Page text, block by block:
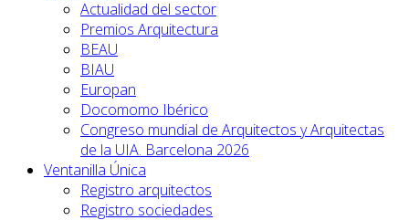
Actualidad del sector
Premios Arquitectura
BEAU
BIAU
Europan
Docomomo Ibérico
Congreso mundial de Arquitectos y Arquitectas
de la UIA. Barcelona 2026
Ventanilla Única
Registro arquitectos
Registro sociedades